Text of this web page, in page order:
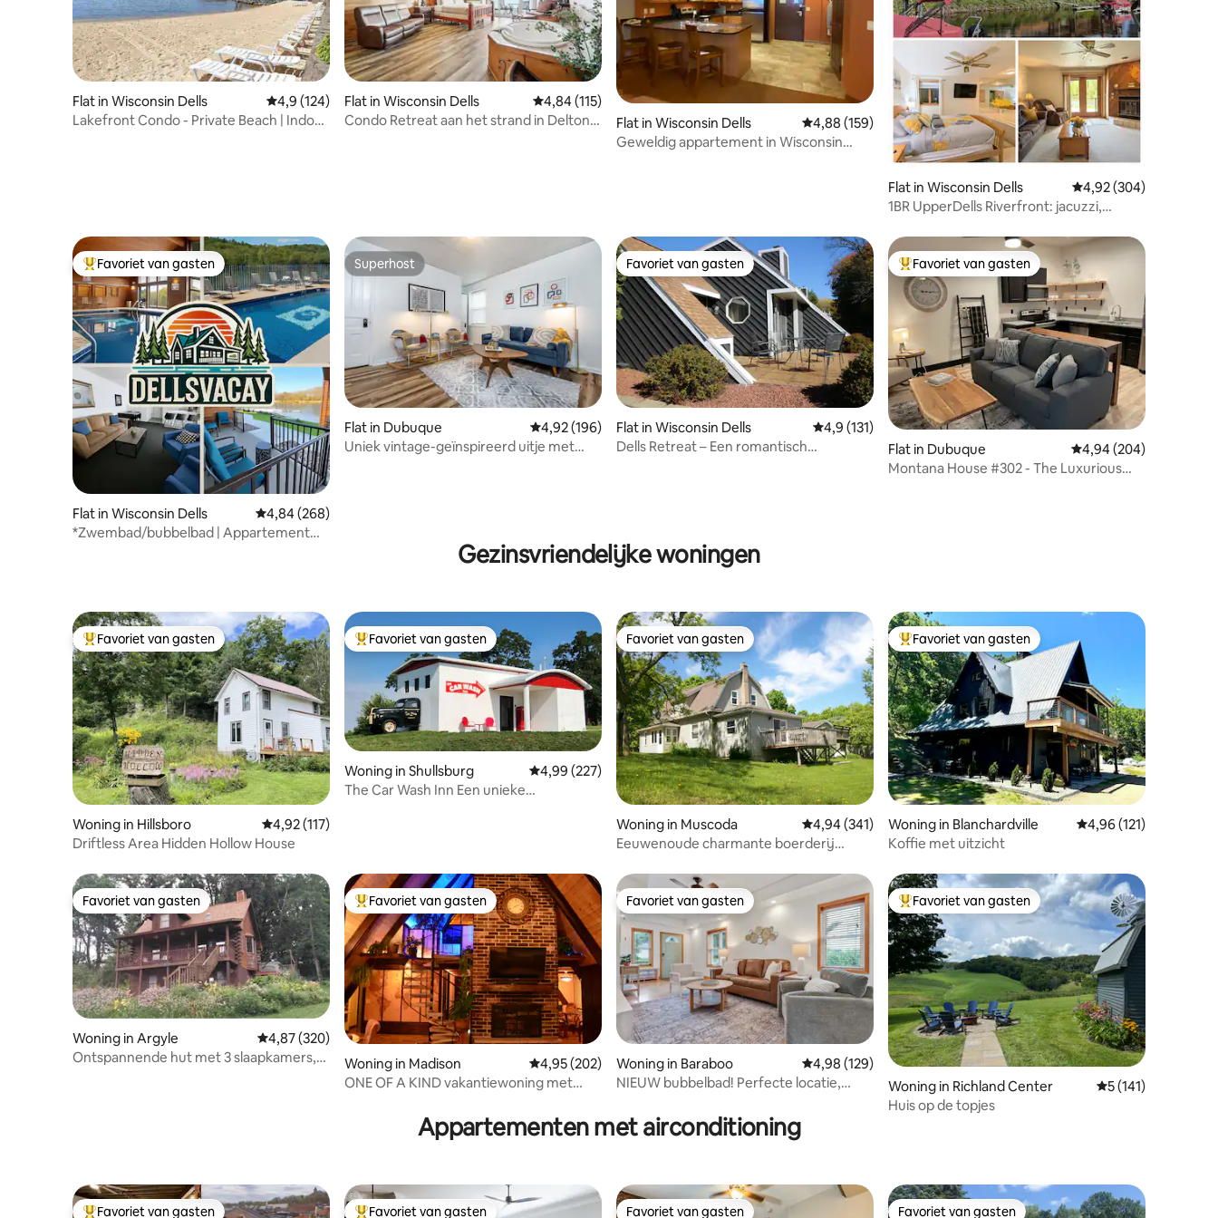
Flat in Wisconsin Dells Gemiddelde beoordeling van 4,9 op 5, 124 recensies
4,9 (124)
Lakefront Condo - Private Beach | Indoor
Flat in Wisconsin Dells Gemiddelde beoordeling van 4,84 op 5, 115 recensies
4,84 (115)
Condo Retreat aan het strand in Delton
Flat in Wisconsin Dells Gemiddelde beoordeling van 4,88 op 5, 159 recensies
4,88 (159)
Geweldig appartement in Wisconsin
Flat in Wisconsin Dells Gemiddelde
4,92 (304)
1BR UpperDells Riverfront: jacuzzi,
Topfavoriet van gasten
Favoriet van gasten
Flat in Wisconsin Dells Gemiddelde beoordeling van 4,84 op 5, 268 recensies
4,84 (268)
*Zwembad/bubbelbad | Appartement
Superhost
Superhost
Flat in Dubuque Gemiddelde beoordeling van 4,92 op 5, 196 recensies
4,92 (196)
Uniek vintage-geïnspireerd uitje met
Favoriet van gasten
Favoriet van gasten
Flat in Wisconsin Dells Gemiddelde beoordeling van 4,9 op 5, 131 recensies
4,9 (131)
Dells Retreat – Een romantisch
Topfavoriet van gasten
Favoriet van gasten
Flat in Dubuque Gemiddelde
4,94 (204)
Montana House #302 - The Luxurious
Gezinsvriendelijke woningen
Topfavoriet van gasten
Favoriet van gasten
Woning in Hillsboro Gemiddelde beoordeling van 4,92 op 5, 117 recensies
4,92 (117)
Driftless Area Hidden Hollow House
Topfavoriet van gasten
Favoriet van gasten
Woning in Shullsburg Gemiddelde beoordeling van 4,99 op 5, 227 recensies
4,99 (227)
The Car Wash Inn Een unieke
Favoriet van gasten
Favoriet van gasten
Woning in Muscoda Gemiddelde beoordeling van 4,94 op 5, 341 recensies
4,94 (341)
Eeuwenoude charmante boerderij
Topfavoriet van gasten
Favoriet van gasten
Woning in Blanchardville Gemiddelde
4,96 (121)
Koffie met uitzicht
Favoriet van gasten
Favoriet van gasten
Woning in Argyle Gemiddelde beoordeling van 4,87 op 5, 320 recensies
4,87 (320)
Ontspannende hut met 3 slaapkamers,
Topfavoriet van gasten
Favoriet van gasten
Woning in Madison Gemiddelde beoordeling van 4,95 op 5, 202 recensies
4,95 (202)
ONE OF A KIND vakantiewoning met
Favoriet van gasten
Favoriet van gasten
Woning in Baraboo Gemiddelde beoordeling van 4,98 op 5, 129 recensies
4,98 (129)
NIEUW bubbelbad! Perfecte locatie,
Topfavoriet van gasten
Favoriet van gasten
Woning in Richland Center Gemiddelde
5 (141)
Huis op de topjes
Appartementen met airconditioning
Favoriet van gasten Favoriet van gasten Favoriet van gasten Favoriet van gasten